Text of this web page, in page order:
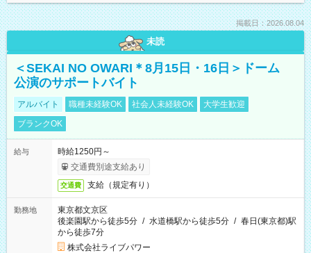
掲載日：2026.08.04
未読
＜SEKAI NO OWARI＊8月15日・16日＞ドーム
公演のサポートバイト
アルバイト 職種未経験OK 社会人未経験OK
大学生歓迎
ブランクOK
給与
時給1250円～
交通費別途支給あり
交通費 支給（規定有り）
勤務地
東京都文京区
後楽園駅から徒歩5分 / 水道橋駅から徒歩5分 / 春日(東京都)駅
から徒歩7分
株式会社ライブパワー